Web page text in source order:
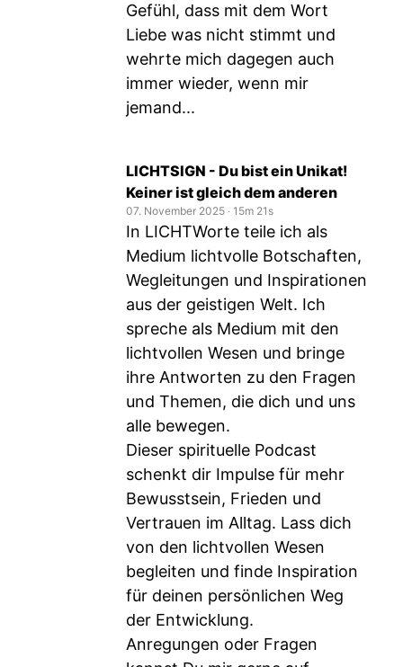
Gefühl, dass mit dem Wort
Liebe was nicht stimmt und
wehrte mich dagegen auch
immer wieder, wenn mir
jemand...
LICHTSIGN - Du bist ein Unikat!
Keiner ist gleich dem anderen
07. November 2025 ‧ 15m 21s
In LICHTWorte teile ich als
Medium lichtvolle Botschaften,
Wegleitungen und Inspirationen
aus der geistigen Welt. Ich
spreche als Medium mit den
lichtvollen Wesen und bringe
ihre Antworten zu den Fragen
und Themen, die dich und uns
alle bewegen.
Dieser spirituelle Podcast
schenkt dir Impulse für mehr
Bewusstsein, Frieden und
Vertrauen im Alltag. Lass dich
von den lichtvollen Wesen
begleiten und finde Inspiration
für deinen persönlichen Weg
der Entwicklung.
Anregungen oder Fragen